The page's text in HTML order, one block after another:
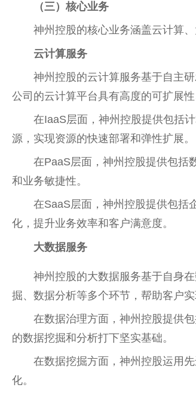
（三）核心业务
神州控股的核心业务涵盖云计算
云计算服务
神州控股的云计算服务基于自主
公司的云计算平台具有高度的可扩展
在IaaS层面，神州控股提供包括
源，实现资源的快速部署和弹性扩展。
在PaaS层面，神州控股提供包括
和业务敏捷性。
在SaaS层面，神州控股提供包括
化，提升业务效率和客户满意度。
大数据服务
神州控股的大数据服务基于自身
掘、数据分析等多个环节，帮助客户实
在数据治理方面，神州控股提供
的数据挖掘和分析打下坚实基础。
在数据挖掘方面，神州控股运用
化。